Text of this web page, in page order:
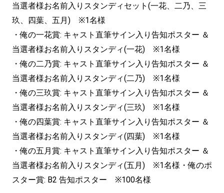
当選者様お名前入りスタンディセット(一花、二乃、三
玖、四葉、五月) ※1名様
・俺の一花賞: キャスト直筆サイン入り告知ポスター ＆
当選者様お名前入りスタンディ(一花) ※1名様
・俺の二乃賞: キャスト直筆サイン入り告知ポスター ＆
当選者様お名前入りスタンディ(二乃) ※1名様
・俺の三玖賞: キャスト直筆サイン入り告知ポスター ＆
当選者様お名前入りスタンディ(三玖) ※1名様
・俺の四葉賞: キャスト直筆サイン入り告知ポスター ＆
当選者様お名前入りスタンディ(四葉) ※1名様
・俺の五月賞: キャスト直筆サイン入り告知ポスター ＆
当選者様お名前入りスタンディ(五月) ※1名様・俺のポ
スター賞: B2 告知ポスター ※100名様